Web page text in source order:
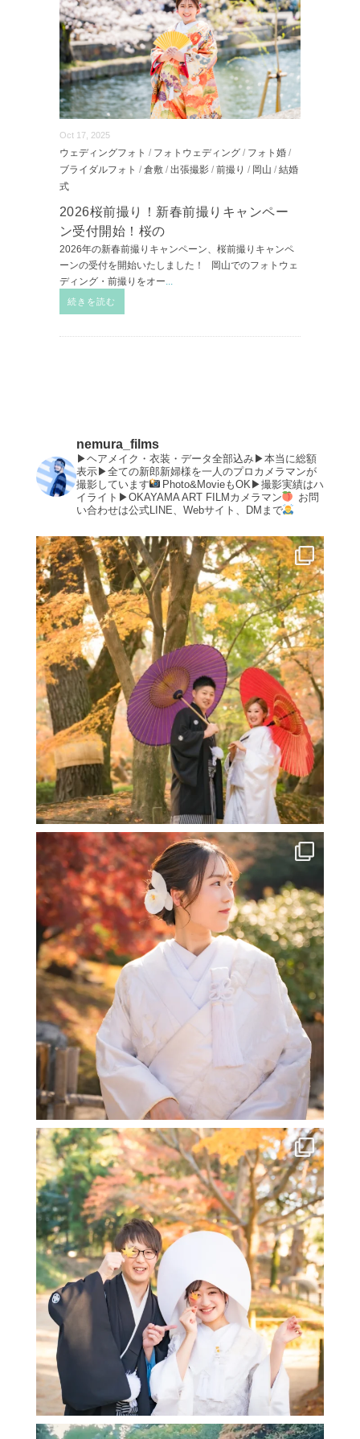
Oct 17, 2025
ウェディングフォト / フォトウェディング / フォト婚 /
ブライダルフォト / 倉敷 / 出張撮影 / 前撮り / 岡山 / 結婚
式
2026桜前撮り！新春前撮りキャンペー
ン受付開始！桜の
2026年の新春前撮りキャンペーン、桜前撮りキャンペ
ーンの受付を開始いたしました！ 岡山でのフォトウェ
ディング・前撮りをオー...
続きを読む
nemura_films
▶︎ヘアメイク・衣装・データ全部込み▶︎本当に総額
表示▶︎全ての新郎新婦様を一人のプロカメラマンが
撮影しています
Photo&MovieもOK▶︎撮影実績はハ
イライト▶︎OKAYAMA ART FILMカメラマン
お問
い合わせは公式LINE、Webサイト、DMまで